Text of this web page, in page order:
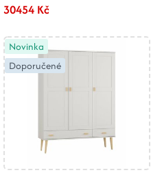
30454 Kč
Novinka
Doporučené